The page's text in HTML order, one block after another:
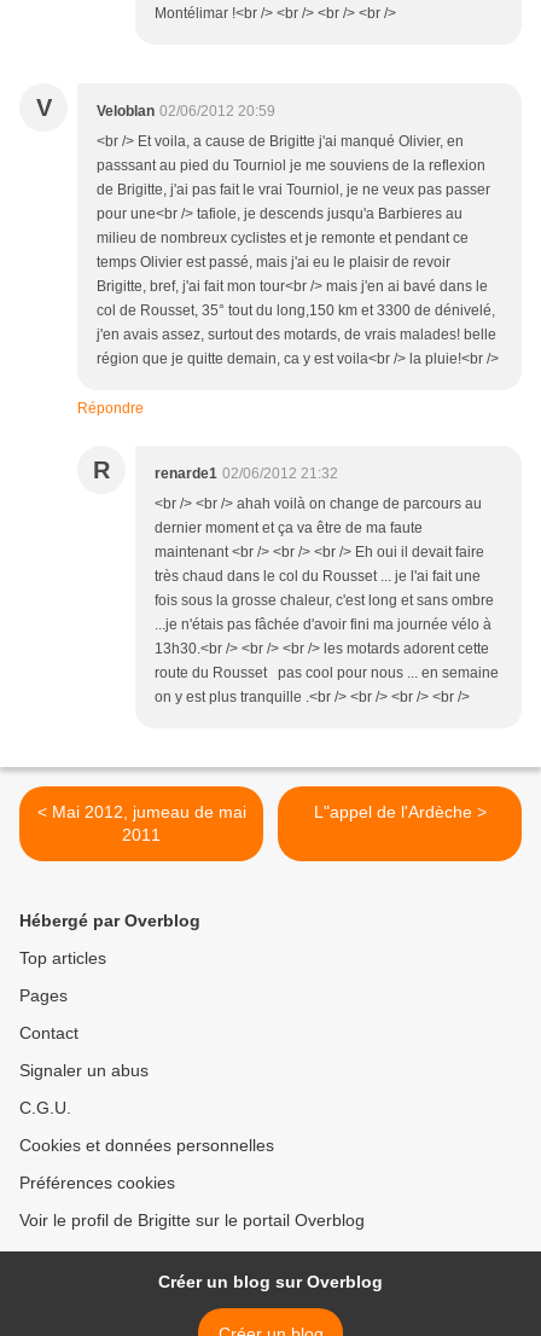
Montélimar !<br /> <br /> <br /> <br />
V Veloblan 02/06/2012 20:59
<br /> Et voila, a cause de Brigitte j'ai manqué Olivier, en
passsant au pied du Tourniol je me souviens de la reflexion
de Brigitte, j'ai pas fait le vrai Tourniol, je ne veux pas passer
pour une<br /> tafiole, je descends jusqu'a Barbieres au
milieu de nombreux cyclistes et je remonte et pendant ce
temps Olivier est passé, mais j'ai eu le plaisir de revoir
Brigitte, bref, j'ai fait mon tour<br /> mais j'en ai bavé dans le
col de Rousset, 35° tout du long,150 km et 3300 de dénivelé,
j'en avais assez, surtout des motards, de vrais malades! belle
région que je quitte demain, ca y est voila<br /> la pluie!<br />
Répondre
R renarde1 02/06/2012 21:32
<br /> <br /> ahah voilà on change de parcours au
dernier moment et ça va être de ma faute
maintenant <br /> <br /> <br /> Eh oui il devait faire
très chaud dans le col du Rousset ... je l'ai fait une
fois sous la grosse chaleur, c'est long et sans ombre
...je n'étais pas fâchée d'avoir fini ma journée vélo à
13h30.<br /> <br /> <br /> les motards adorent cette
route du Rousset pas cool pour nous ... en semaine
on y est plus tranquille .<br /> <br /> <br /> <br />
< Mai 2012, jumeau de mai
2011
L"appel de l'Ardèche >
Hébergé par Overblog
Top articles
Pages
Contact
Signaler un abus
C.G.U.
Cookies et données personnelles
Préférences cookies
Voir le profil de Brigitte sur le portail Overblog
Créer un blog sur Overblog